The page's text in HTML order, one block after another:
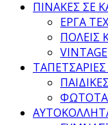
ΠΙΝΑΚΕΣ ΣΕ
ΕΡΓΑ
ΠΟΛΕΙΣ
VINTAGE